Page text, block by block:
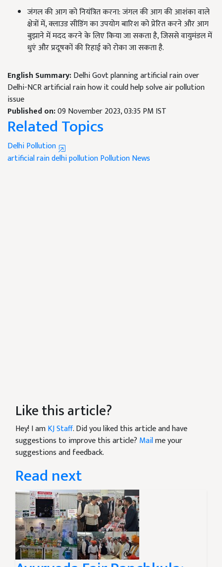
जंगल की आग को नियंत्रित करना: जंगल की आग की आशंका वाले
क्षेत्रों में, क्लाउड सीडिंग का उपयोग बारिश को प्रेरित करने और आग
बुझाने में मदद करने के लिए किया जा सकता है, जिससे वायुमंडल में
धुएं और प्रदूषकों की रिहाई को रोका जा सकता है.
English Summary:Delhi Govt planning artificial rain over
Delhi-NCR artificial rain how it could help solve air pollution
issue
Published on:09 November 2023, 03:35 PM IST
Related Topics
Delhi Pollution
artificial raindelhi pollutionPollution News
Like this article?
Hey! I amKJ Staff. Did you liked this article and have
suggestions to improve this article? Mailme your
suggestions and feedback.
Read next